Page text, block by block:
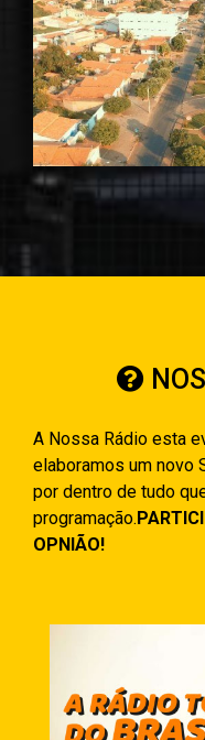
A Nossa Rádio esta
elaboramos um novo
por dentro de tudo
programação.
OPNIÃO!